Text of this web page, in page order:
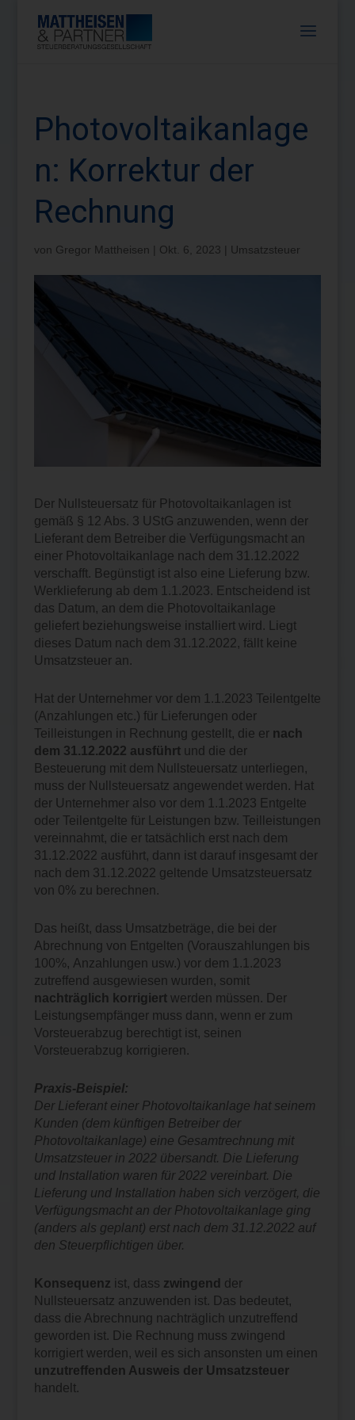
Photovoltaikanlage
n: Korrektur der
Rechnung
von Gregor Mattheisen Okt. 6, 2023 Umsatzsteuer
Der Nullsteuersatz für Photovoltaikanlagen ist
gemäß § 12 Abs. 3 UStG anzuwenden, wenn der
Lieferant dem Betreiber die Verfügungsmacht an
einer Photovoltaikanlage nach dem 31.12.2022
verschafft. Begünstigt ist also eine Lieferung bzw.
Werklieferung ab dem 1.1.2023. Entscheidend ist
das Datum, an dem die Photovoltaikanlage
geliefert beziehungsweise installiert wird. Liegt
dieses Datum nach dem 31.12.2022, fällt keine
Umsatzsteuer an.
Hat der Unternehmer vor dem 1.1.2023 Teilentgelte
(Anzahlungen etc.) für Lieferungen oder
Teilleistungen in Rechnung gestellt, die er nach
dem 31.12.2022 ausführtund die der
Besteuerung mit dem Nullsteuersatz unterliegen,
muss der Nullsteuersatz angewendet werden. Hat
der Unternehmer also vor dem 1.1.2023 Entgelte
oder Teilentgelte für Leistungen bzw. Teilleistungen
vereinnahmt, die er tatsächlich erst nach dem
31.12.2022 ausführt, dann ist darauf insgesamt der
nach dem 31.12.2022 geltende Umsatzsteuersatz
von 0% zu berechnen.
Das heißt, dass Umsatzbeträge, die bei der
Abrechnung von Entgelten (Vorauszahlungen bis
100%, Anzahlungen usw.) vor dem 1.1.2023
zutreffend ausgewiesen wurden, somit
nachträglich korrigiertwerden müssen. Der
Leistungsempfänger muss dann, wenn er zum
Vorsteuerabzug berechtigt ist, seinen
Vorsteuerabzug korrigieren.
Praxis-Beispiel:
Der Lieferant einer Photovoltaikanlage hat seinem
Kunden (dem künftigen Betreiber der
Photovoltaikanlage) eine Gesamtrechnung mit
Umsatzsteuer in 2022 übersandt. Die Lieferung
und Installation waren für 2022 vereinbart. Die
Lieferung und Installation haben sich verzögert, die
Verfügungsmacht an der Photovoltaikanlage ging
(anders als geplant) erst nach dem 31.12.2022 auf
den Steuerpflichtigen über.
Konsequenz ist, dass zwingend der
Nullsteuersatz anzuwenden ist. Das bedeutet,
dass die Abrechnung nachträglich unzutreffend
geworden ist. Die Rechnung muss zwingend
korrigiert werden, weil es sich ansonsten um einen
unzutreffenden Ausweis der Umsatzsteuer
handelt.